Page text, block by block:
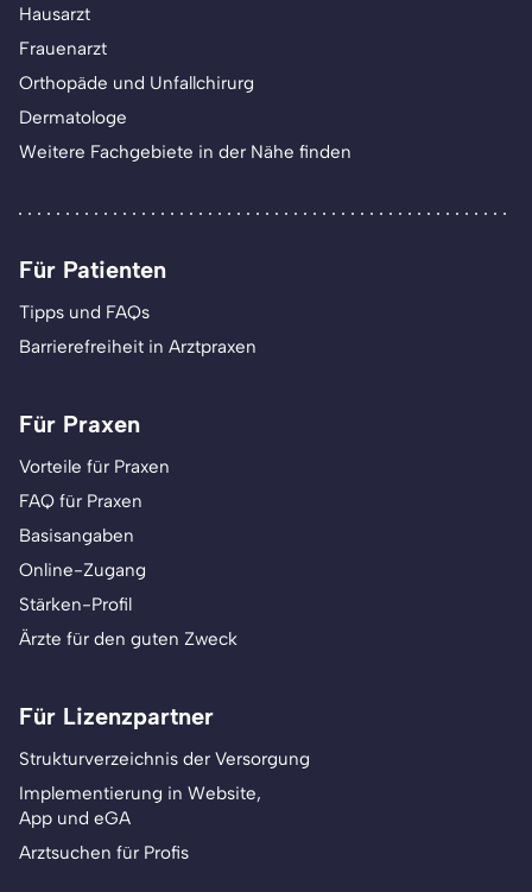
Hausarzt
Frauenarzt
Orthopäde und Unfallchirurg
Dermatologe
Weitere Fachgebiete in der Nähe finden
Für Patienten
Tipps und FAQs
Barrierefreiheit in Arztpraxen
Für Praxen
Vorteile für Praxen
FAQ für Praxen
Basisangaben
Online-Zugang
Stärken-Profil
Ärzte für den guten Zweck
Für Lizenzpartner
Strukturverzeichnis der Versorgung
Implementierung in Website,
App und eGA
Arztsuchen für Profis